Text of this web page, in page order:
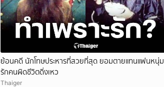
ย้อนคดี นักโทษประหารที่สวยที่สุด ยอมตายแทนแฟนหนุ่ม
รักคนผิดชีวิตดิ่งเหว
Thaiger